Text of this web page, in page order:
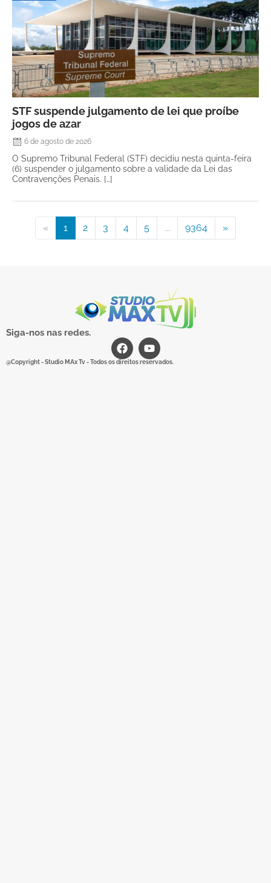
STF suspende julgamento de lei que proíbe
jogos de azar
6 de agosto de 2026
O Supremo Tribunal Federal (STF) decidiu nesta quinta-feira
(6) suspender o julgamento sobre a validade da Lei das
Contravenções Penais. […]
« 1 2 3 4 5 ... 9364 »
Siga-nos nas redes.
@Copyright - Studio MAx Tv - Todos os direitos reservados.